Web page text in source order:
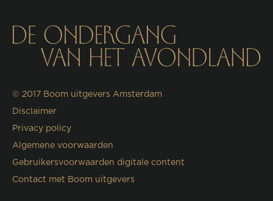
© 2017 Boom uitgevers Amsterdam
Disclaimer
Privacy policy
Algemene voorwaarden
Gebruikersvoorwaarden digitale content
Contact met Boom uitgevers